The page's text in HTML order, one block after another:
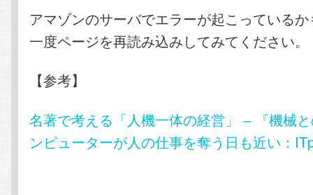
アマゾンのサーバでエラーが起こっている
一度ページを再読み込みしてみてください。
【参考】
名著で考える「人機一体の経営」 – 『機械
ンピューターが人の仕事を奪う日も近い：